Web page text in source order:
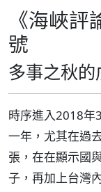
《海峽
號
多事之秋的
時序進入2018年
一年，尤其在過
張，在在顯示國
子，再加上台灣